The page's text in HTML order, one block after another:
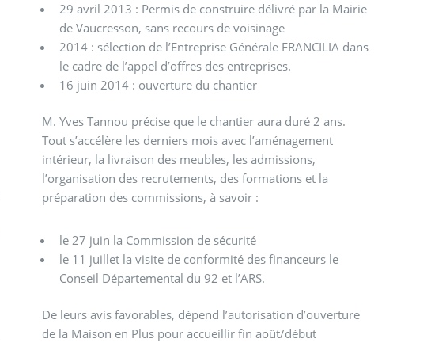
29 avril 2013 : Permis de construire délivré par la Mairie
de Vaucresson, sans recours de voisinage
2014 : sélection de l’Entreprise Générale FRANCILIA dans
le cadre de l’appel d’offres des entreprises.
16 juin 2014 : ouverture du chantier
M. Yves Tannou précise que le chantier aura duré 2 ans.
Tout s’accélère les derniers mois avec l’aménagement
intérieur, la livraison des meubles, les admissions,
l’organisation des recrutements, des formations et la
préparation des commissions, à savoir :
le 27 juin la Commission de sécurité
le 11 juillet la visite de conformité des financeurs le
Conseil Départemental du 92 et l’ARS.
De leurs avis favorables, dépend l’autorisation d’ouverture
de la Maison en Plus pour accueillir fin août/début